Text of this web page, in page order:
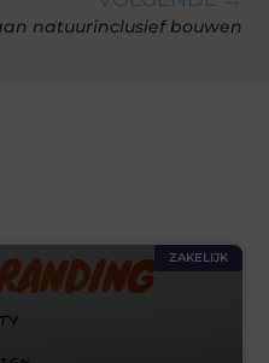
natuurinclusief bouwen
ZAKELIJK